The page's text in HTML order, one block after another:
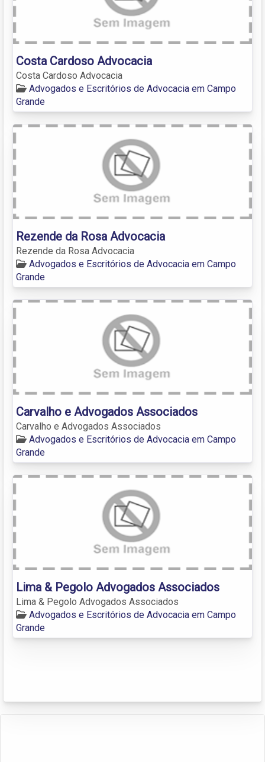
Costa Cardoso Advocacia
Costa Cardoso Advocacia
Advogados e Escritórios de Advocacia em Campo
Grande
Rezende da Rosa Advocacia
Rezende da Rosa Advocacia
Advogados e Escritórios de Advocacia em Campo
Grande
Carvalho e Advogados Associados
Carvalho e Advogados Associados
Advogados e Escritórios de Advocacia em Campo
Grande
Lima & Pegolo Advogados Associados
Lima & Pegolo Advogados Associados
Advogados e Escritórios de Advocacia em Campo
Grande